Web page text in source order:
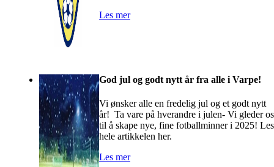
Les mer
God jul og godt nytt år fra alle i Varpe!
Vi ønsker alle en fredelig jul og et godt nytt
år! Ta vare på hverandre i julen- Vi gleder
til å skape nye, fine fotballminner i 2025! Les
hele artikkelen her.
Les mer